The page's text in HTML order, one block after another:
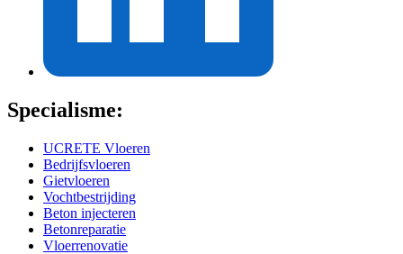
Specialisme:
UCRETE Vloeren
Bedrijfsvloeren
Gietvloeren
Vochtbestrijding
Beton injecteren
Betonreparatie
Vloerrenovatie